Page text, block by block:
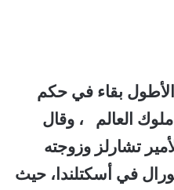
الأطول بقاء في حكم
ملوك العالم ، وقال
تشارلز وزوجته
في أسكتلندا، حيث